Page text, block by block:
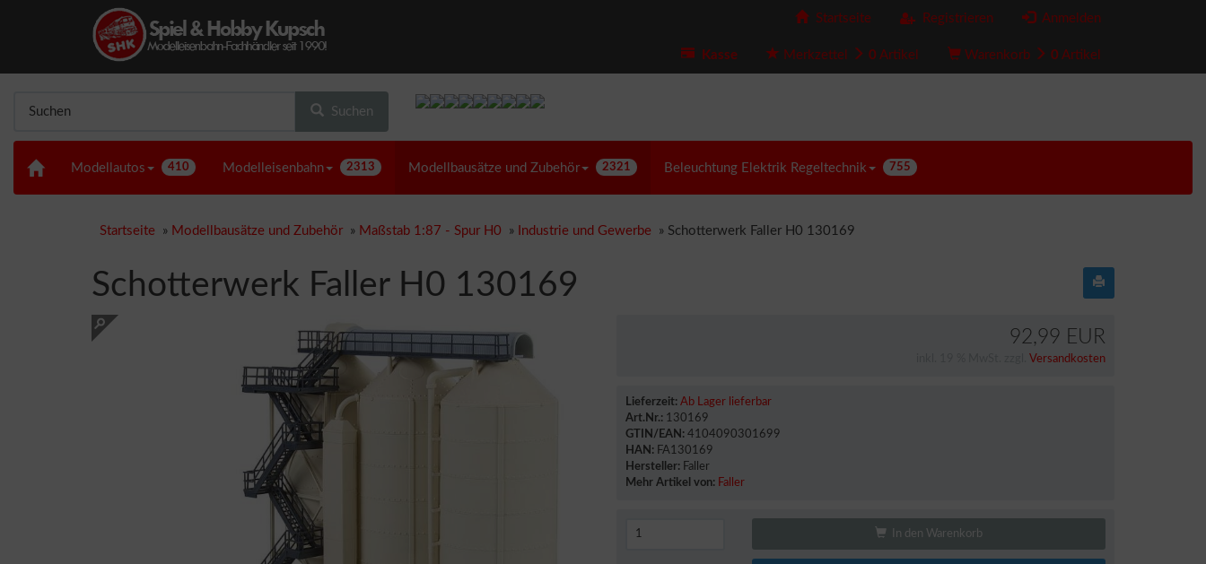
Startseite Registrieren Anmelden
Kasse Merkzettel 0 Artikel Warenkorb 0 Artikel
Suchen
Modellautos 410 Modelleisenbahn 2313 Modellbausätze und Zubehör 2321 Beleuchtung Elektrik Regeltechnik 755
Startseite » Modellbausätze und Zubehör » Maßstab 1:87 - Spur H0 » Industrie und Gewerbe » Schotterwerk Faller H0 130169
Schotterwerk Faller H0 130169
92,99 EUR
Versandkosten
Lieferzeit: Ab Lager lieferbar
Art.Nr.: 130169
GTIN/EAN: 4104090301699
HAN: FA130169
Hersteller: Faller
Mehr Artikel von: Faller
In den Warenkorb